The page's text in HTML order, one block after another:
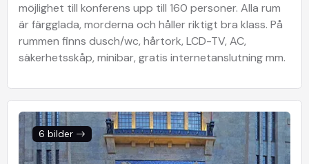
möjlighet till konferens upp till 160 personer. Alla rum
är färgglada, morderna och håller riktigt bra klass. På
rummen finns dusch/wc, hårtork, LCD-TV, AC,
säkerhetsskåp, minibar, gratis internetanslutning mm.
6 bilder